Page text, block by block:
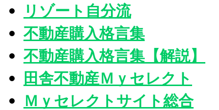
リゾート自分流
不動産購入格言集
不動産購入格言集【解説】
田舎不動産Ｍｙセレクト
Ｍｙセレクトサイト総合